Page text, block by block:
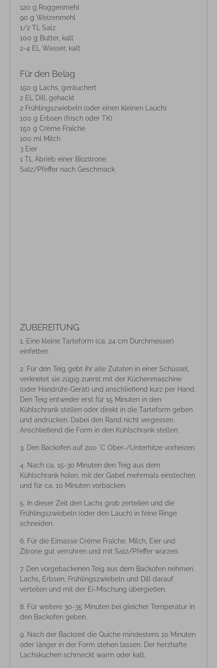
120 g Roggenmehl
90 g Weizenmehl
1/2 TL Salz
100 g Butter, kalt
2-4 EL Wasser, kalt
Für den Belag
150 g Lachs, geräuchert
2 EL Dill, gehackt
2 Frühlingszwiebeln (oder einen kleinen Lauch)
100 g Erbsen (frisch oder TK)
150 g Crème Fraîche
100 ml Milch
3 Eier
1 TL Abrieb einer Biozitrone
Salz/Pfeffer nach Geschmack
ZUBEREITUNG
Eine kleine Tarteform (ca. 24 cm Durchmesser)
einfetten.
Für den Teig gebt ihr alle Zutaten in einer Schüssel,
verknetet sie zügig zuerst mit der Küchenmaschine
(oder Handrühr-Gerät) und anschließend kurz per Hand.
Den Teig entweder erst für 15 Minuten in den
Kühlschrank stellen oder direkt in die Tarteform geben
und andrücken. Dabei den Rand nicht vergessen.
Anschließend die Form in den Kühlschrank stellen.
Den Backofen auf 200 °C Ober-/Unterhitze vorheizen.
Nach ca. 15-30 Minuten den Teig aus dem
Kühlschrank holen, mit der Gabel mehrmals einstechen
und für ca. 10 Minuten vorbacken.
In dieser Zeit den Lachs grob zerteilen und die
Frühlingszwiebeln (oder den Lauch) in feine Ringe
schneiden.
Für die Eimasse Crème Fraîche, Milch, Eier und
Zitrone gut verrühren und mit Salz/Pfeffer würzen.
Den vorgebackenen Teig aus dem Backofen nehmen.
Lachs, Erbsen, Frühlingszwiebeln und Dill darauf
verteilen und mit der Ei-Mischung übergießen.
Für weitere 30-35 Minuten bei gleicher Temperatur in
den Backofen geben.
Nach der Backzeit die Quiche mindestens 10 Minuten
oder länger in der Form stehen lassen. Der herzhafte
Lachskuchen schmeckt warm oder kalt.